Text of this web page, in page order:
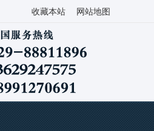
收藏本站 网站地图